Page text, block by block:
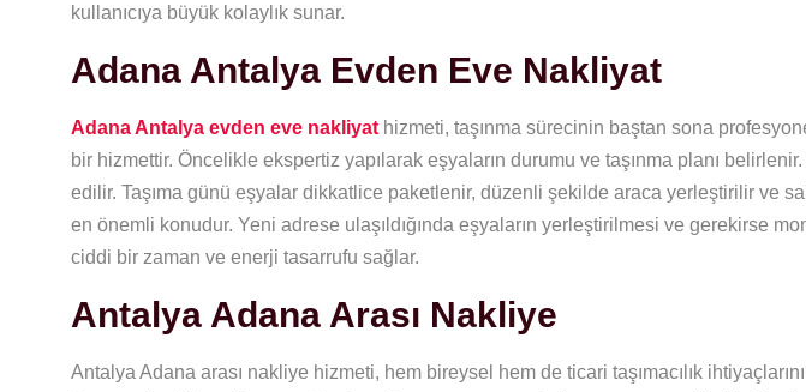
kullanıcıya büyük kolaylık sunar.
Adana Antalya Evden Eve Nakliyat
Adana Antalya evden eve nakliyat hizmeti, taşınma sürecinin baştan sona
bir hizmettir. Öncelikle ekspertiz yapılarak eşyaların durumu ve taşınma planı
edilir. Taşıma günü eşyalar dikkatlice paketlenir, düzenli şekilde araca yerleştirilir ve
en önemli konudur. Yeni adrese ulaşıldığında eşyaların yerleştirilmesi ve gerekirse
ciddi bir zaman ve enerji tasarrufu sağlar.
Antalya Adana Arası Nakliye
Antalya Adana arası nakliye hizmeti, hem bireysel hem de ticari taşımacılık